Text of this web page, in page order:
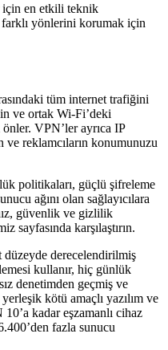
için en etkili teknik
yönlerini korumak için
tüm internet trafiğini
ve ortak Wi-Fi’deki
VPN’ler ayrıca IP
reklamcıların konumunuzu
politikaları, güçlü şifreleme
ağını olan sağlayıcılara
güvenlik ve gizlilik
sayfasında karşılaştırın.
derecelendirilmiş
kullanır, hiç günlük
denetimden geçmiş ve
kötü amaçlı yazılım ve
kadar eşzamanlı cihaz
fazla sunucu